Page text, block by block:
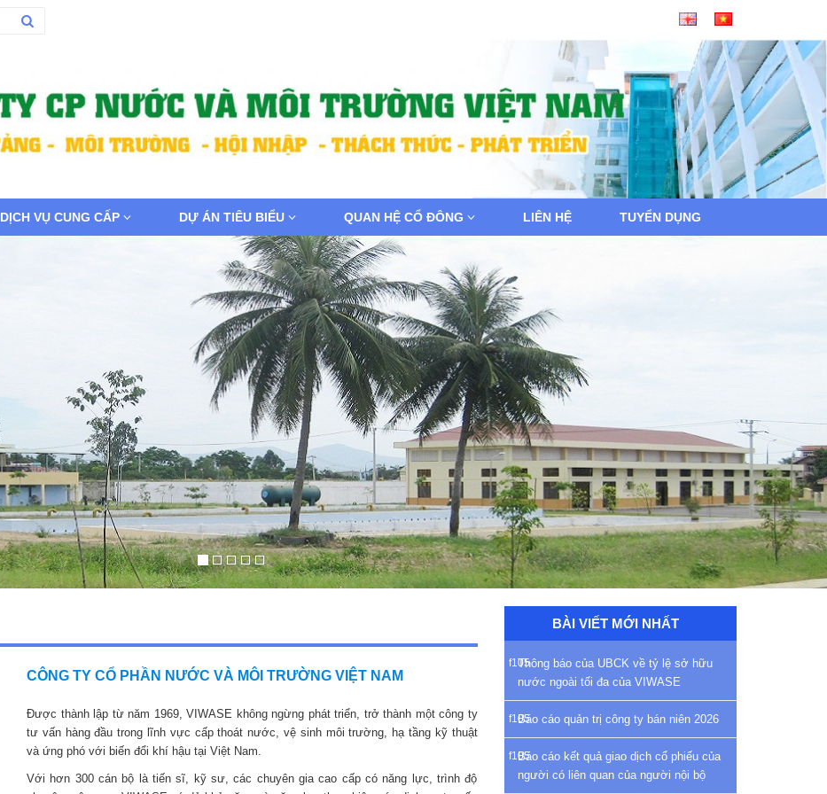
DỊCH VỤ CUNG CẤP DỰ ÁN TIÊU BIỂU QUAN HỆ CỔ ĐÔNG LIÊN HỆ TUYỂN DỤNG
CÔNG TY CỔ PHẦN NƯỚC VÀ MÔI TRƯỜNG VIỆT NAM
Được thành lập từ năm 1969, VIWASE không ngừng phát triển, trở thành một công ty
tư vấn hàng đầu trong lĩnh vực cấp thoát nước, vệ sinh môi trường, hạ tầng kỹ thuật
và ứng phó với biến đổi khí hậu tại Việt Nam.
Với hơn 300 cán bộ là tiến sĩ, kỹ sư, các chuyên gia cao cấp có năng lực, trình độ
BÀI VIẾT MỚI NHẤT
Thông báo của UBCK về tỷ lệ sở hữu
nước ngoài tối đa của VIWASE
Báo cáo quản trị công ty bán niên 2026
Báo cáo kết quả giao dịch cổ phiếu của
người có liên quan của người nội bộ